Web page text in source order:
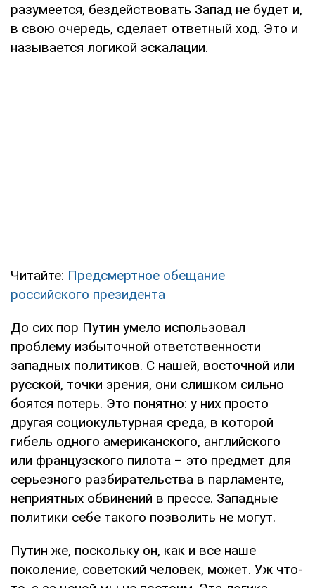
разумеется, бездействовать Запад не будет и,
в свою очередь, сделает ответный ход. Это и
называется логикой эскалации.
Читайте: Предсмертное обещание
российского президента
До сих пор Путин умело использовал
проблему избыточной ответственности
западных политиков. С нашей, восточной или
русской, точки зрения, они слишком сильно
боятся потерь. Это понятно: у них просто
другая социокультурная среда, в которой
гибель одного американского, английского
или французского пилота – это предмет для
серьезного разбирательства в парламенте,
неприятных обвинений в прессе. Западные
политики себе такого позволить не могут.
Путин же, поскольку он, как и все наше
поколение, советский человек, может. Уж что-